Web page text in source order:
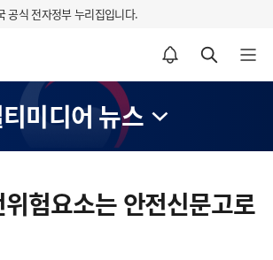
공식 전자정부 누리집입니다.
알림설정 바로가기 검색 바로가기 메뉴 열기
미디어 뉴스
험요소는 안전신문고로